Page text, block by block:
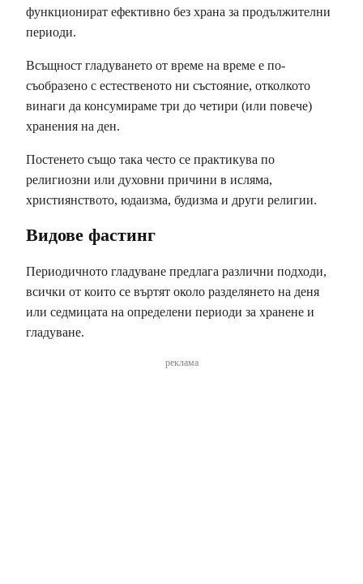
функционират ефективно без храна за продължителни
периоди.
Всъщност гладуването от време на време е по-
съобразено с естественото ни състояние, отколкото
винаги да консумираме три до четири (или повече)
хранения на ден.
Постенето също така често се практикува по
религиозни или духовни причини в исляма,
християнството, юдаизма, будизма и други религии.
Видове фастинг
Периодичното гладуване предлага различни подходи,
всички от които се въртят около разделянето на деня
или седмицата на определени периоди за хранене и
гладуване.
реклама